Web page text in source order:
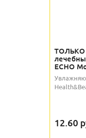
ТОЛЬКО
ECHO
12.60